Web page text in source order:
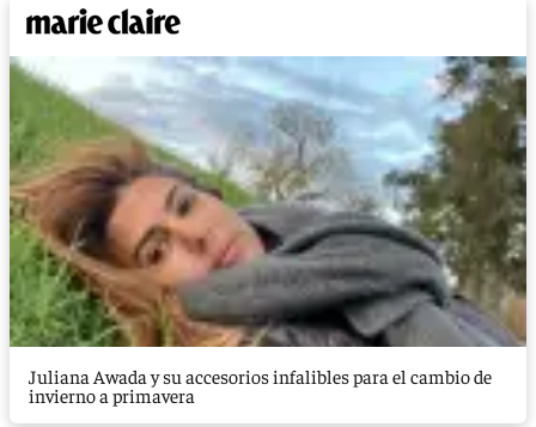
Juliana Awada y su accesorios infalibles para el cambio de
invierno a primavera